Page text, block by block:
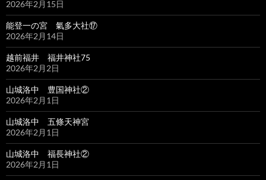
2026年2月15日
能登一の宮 氣多大社⑰
2026年2月14日
越前福井 福井神社75
2026年2月2日
山城洛中 豊国神社②
2026年2月1日
山城洛中 五條天神宮
2026年2月1日
山城洛中 福長神社②
2026年2月1日